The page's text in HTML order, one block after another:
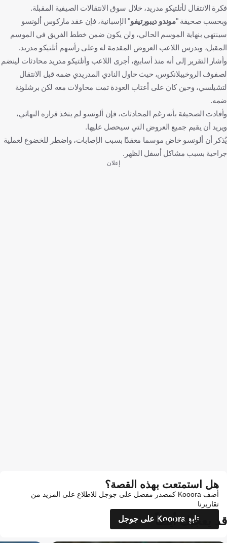
فكرة الانتقال لأتلتيكو مدريد، خلال سوق الانتقالات الصيفية المقبلة.
وبحسب صحيفة "موندو ديبورتيفو" الإسبانية، فإن عقد ماركوس ألونسو
سينتهي بنهاية الموسم الحالي، ولن يكون ضمن خطط الفريق في الموسم
المقبل، ويدرس اللاعب العروض المقدمة له وعلى رأسهم أتلتيكو مدريد.
وأشار التقرير إلى أنه منذ أسابيع، أجرى اللاعب وأتلتيكو مدريد محادثات لينضم
لصفوف الروخيبلانكوس، حيث حاول النادي المدريدي ضمه قبل الانتقال
لتشيلسي، وحين كان على أعتاب العودة تمت محاولات معه لكن برشلونة
ضمه.
وأفادت الصحيفة بأنه رغم المحادثات، فإن ألونسو لم يتخذ قراره النهائي،
ويريد أن يقيم جميع العروض التي سيحصل عليها.
يُذكر أن ألونسو خاض موسما معقدًا بسبب الإصابات، واضطر للخضوع لعملية
جراحية بسبب مشاكل أسفل الظهر.
إعلان
هل استمتعت بهذه القصة؟
أضف Kooora كمصدر مفضل على جوجل للاطلاع على المزيد من
تقاريرنا
تابع Kooora على جوجل
قد يعجبك أيضاً